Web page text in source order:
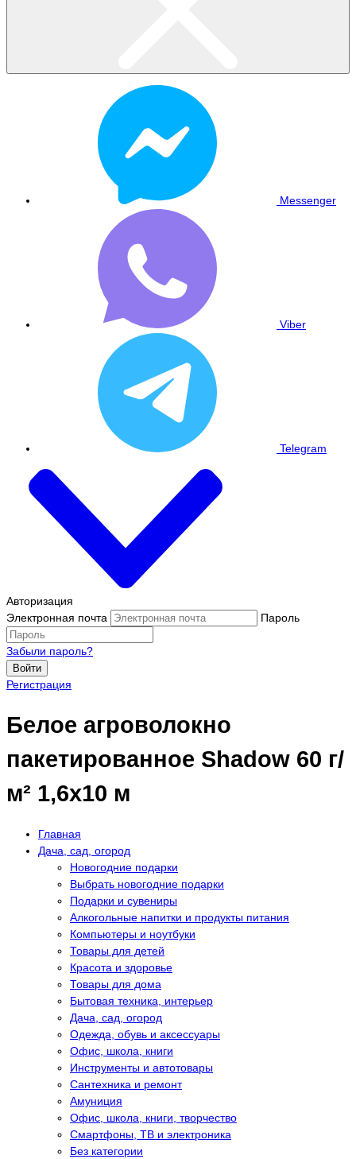
Messenger
Viber
Telegram
Авторизация
Электронная почта
Пароль
Забыли пароль?
Войти
Регистрация
Белое агроволокно
пакетированное Shadow 60 г/
м² 1,6x10 м
Главная
Дача, сад, огород
Новогодние подарки
Выбрать новогодние подарки
Подарки и сувениры
Алкогольные напитки и продукты питания
Компьютеры и ноутбуки
Товары для детей
Красота и здоровье
Товары для дома
Бытовая техника, интерьер
Дача, сад, огород
Одежда, обувь и аксессуары
Офис, школа, книги
Инструменты и автотовары
Сантехника и ремонт
Амуниция
Офис, школа, книги, творчество
Смартфоны, ТВ и электроника
Без категории